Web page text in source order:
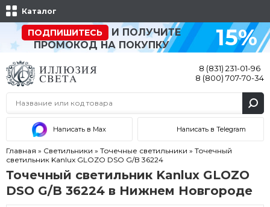
Каталог
ПОДПИШИТЕСЬ
И ПОЛУЧИТЕ
ПРОМОКОД НА ПОКУПКУ
15%
8 (831) 231-01-96
8 (800) 707-70-34
Написать в Max Написать в Telegram
Главная » Светильники » Точечные светильники » Точечный
светильник Kanlux GLOZO DSO G/B 36224
Точечный светильник Kanlux GLOZO
DSO G/B 36224 в Нижнем Новгороде